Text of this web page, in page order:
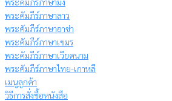
พระคัมภีร์ภาษาลาว
พระคัมภีร์ภาษาอาข่า
พระคัมภีร์ภาษาเขมร
พระคัมภีร์ภาษาเวียดนาม
พระคัมภีร์ภาษาไทย-เกาหลี
เมนูลูกค้า
วิธีการสั่งซื้อหนังสือ